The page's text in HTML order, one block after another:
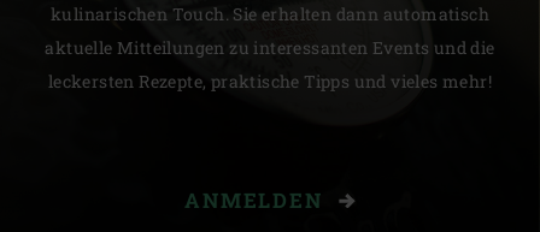
kulinarischen Touch. Sie erhalten dann automatisch
aktuelle Mitteilungen zu interessanten Events und die
leckersten Rezepte, praktische Tipps und vieles mehr!
ANMELDEN